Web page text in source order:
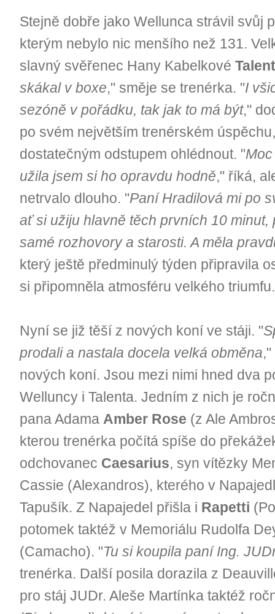
Stejně dobře jako Wellunca strávil svůj
kterým nebylo nic menšího než 131.
slavný svěřenec Hany Kabelkové Talent
skákal v boxe," směje se trenérka. "I
sezóně v pořádku, tak jak to má být,"
po svém největším trenérském
dostatečným odstupem ohlédnout. "
užila jsem si ho opravdu hodně," říká,
netrvalo dlouho. "Paní Hradilová mi po
ať si užiju hlavně těch prvních 10
samé rozhovory a starosti. A měla
který ještě předminulý týden připravila
si připomněla atmosféru velkého triumfu.
Nyní se již těší z nových koní ve stáji. "
prodali a nastala docela velká obměna
nových koní. Jsou mezi nimi hned dva
Welluncy i Talenta. Jedním z nich je
pana Adama Amber Rose (z Ale
kterou trenérka počítá spíše do
odchovanec Caesarius, syn vítězky
Cassie (Alexandros), kterého v
Tapušík. Z Napajedel přišla i Rapetti
potomek taktéž v Memoriálu Rudolfa
(Camacho). "Tu si koupila paní Ing.
trenérka. Další posila dorazila z
pro stáj JUDr. Aleše Martínka taktéž